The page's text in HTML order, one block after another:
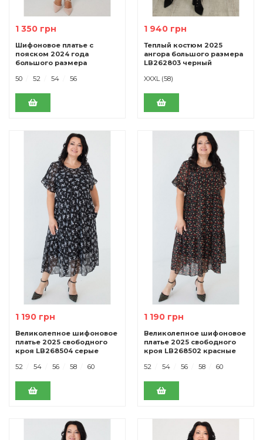
1 350 грн
Шифоновое платье с
пояском 2024 года
большого размера
50
52 54 56
1 940 грн
Теплый костюм 2025
ангора большого размера
LB262803 черный
XXXL (58)
1 190 грн
Великолепное шифоновое
платье 2025 свободного
кроя LB268504 серые
52
54 56 58 60
1 190 грн
Великолепное шифоновое
платье 2025 свободного
кроя LB268502 красные
52
54 56 58 60